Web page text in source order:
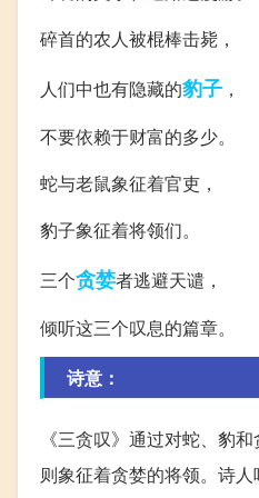
碎首的农人被棍棒击毙，
人们中也有隐藏的豹子 ，
不要依赖于财富的多少。
蛇与老鼠象征着官吏，
豹子象征着将领们。
三个贪婪者逃避天谴，
倾听这三个叹息的篇章。
诗意：
《三贪叹》通过对蛇、豹
则象征着贪婪的将领。诗